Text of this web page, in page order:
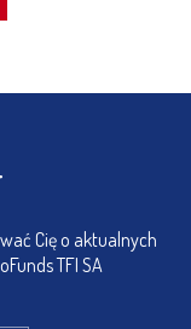
Cię o aktualnych
TFI SA